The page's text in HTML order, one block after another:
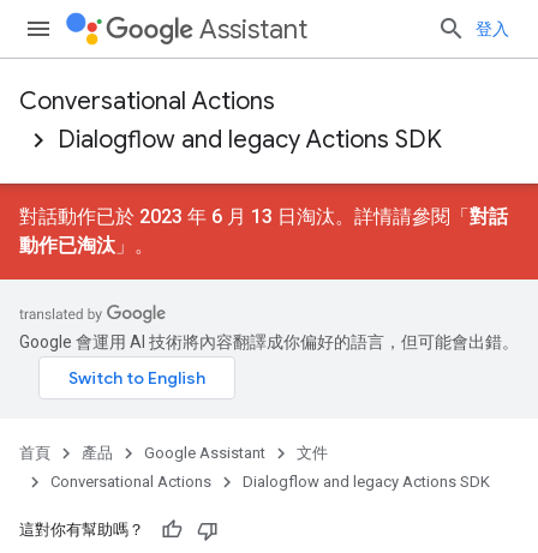
Assistant 登入
Conversational Actions
Dialogflow and legacy Actions SDK
對話動作已於 2023 年 6 月 13 日淘汰。詳情請參閱「對話
動作已淘汰 」。
Google 會運用 AI 技術將內容翻譯成你偏好的語言，但可能會出錯。
首頁 產品 Google Assistant
文件
Conversational Actions
Dialogflow and legacy Actions SDK
這對你有幫助嗎？